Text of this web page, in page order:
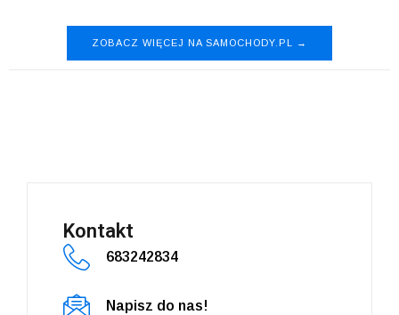
ZOBACZ WIĘCEJ NA SAMOCHODY.PL →
Kontakt
683242834
Napisz do nas!